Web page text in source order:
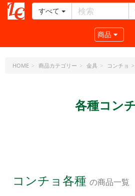
ー
ラ
すべて
Toggle
商品
HOME 商品カテゴリー 金具 コンチョ
各種コン
コンチョ各種 の商品一覧